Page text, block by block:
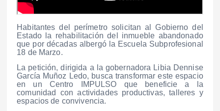
Habitantes del perímetro solicitan al Gobierno del
Estado la rehabilitación del inmueble abandonado
que por décadas albergó la Escuela Subprofesional
18 de Marzo.
La petición, dirigida a la gobernadora Libia Dennise
García Muñoz Ledo, busca transformar este espacio
en un Centro IMPULSO que beneficie a la
comunidad con actividades productivas, talleres y
espacios de convivencia.